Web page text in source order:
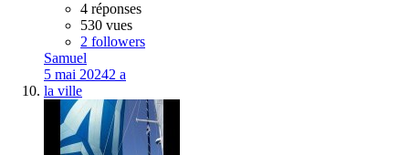
4 réponses
530 vues
2 followers
Samuel
5 mai 20242 a
la ville